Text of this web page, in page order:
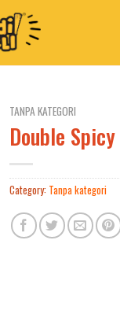
TANPA KATEGORI
Double Spicy
Category: Tanpa kategori